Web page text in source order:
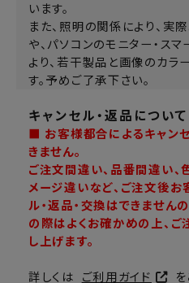
います。
また、照明の関係により、実
や、パソコンのモニター・ス
より、若干製品と画像のカラ
す。予めご了承下さい。
キャンセル・返品について
■ お客様都合によるキャン
きません。
ご注文間違い、品番間違い、
メージ違いなど、ご注文後
ル・返品・交換はできません
の際はよくお確かめの上、ご
し上げます。
詳しくは ご利用ガイド を